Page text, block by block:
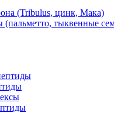
(Tribulus, цинк, Мака)
(пальметто, тыквенные